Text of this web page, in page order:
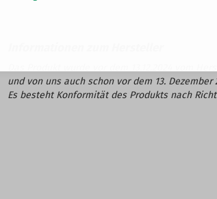
und von uns auch schon vor dem 13. Dezember
Es besteht Konformität des Produkts nach